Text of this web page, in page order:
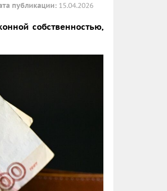
публикации: 15.04.2026
собственностью,